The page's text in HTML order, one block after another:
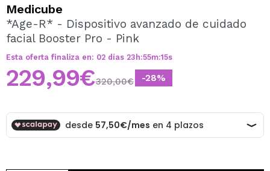
Al crear una cuenta en Maquillalia.com podrás realizar
tus compras rápidamente, revisar el estado de tus
Medicube
*Age-R* - Dispositivo avanzado de cuidado
facial Booster Pro - Pink
Esta oferta finaliza en: 02 días 23 h:55m:15s
-28%
229,99€320,00€